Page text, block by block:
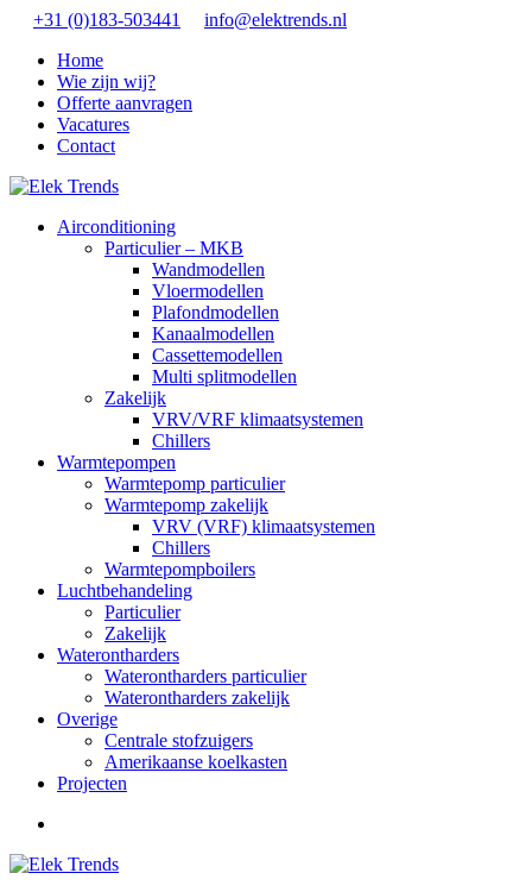
+31 (0)183-503441
info@elektrends.nl
Home
Wie zijn wij?
Offerte aanvragen
Vacatures
Contact
Airconditioning
Particulier – MKB
Wandmodellen
Vloermodellen
Plafondmodellen
Kanaalmodellen
Cassettemodellen
Multi splitmodellen
Zakelijk
VRV/VRF klimaatsystemen
Chillers
Warmtepompen
Warmtepomp particulier
Warmtepomp zakelijk
VRV (VRF) klimaatsystemen
Chillers
Warmtepompboilers
Luchtbehandeling
Particulier
Zakelijk
Waterontharders
Waterontharders particulier
Waterontharders zakelijk
Overige
Centrale stofzuigers
Amerikaanse koelkasten
Projecten